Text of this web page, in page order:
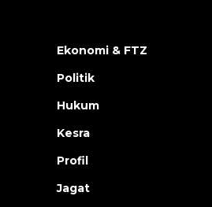
Ekonomi & FTZ
Politik
Hukum
Kesra
Profil
Jagat